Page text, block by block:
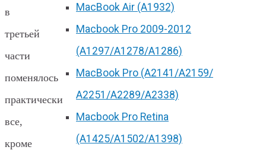
MacBook Air (A1932)
Macbook Pro 2009-2012
(A1297/A1278/A1286)
MacBook Pro (А2141/А2159/
А2251/A2289/A2338)
Macbook Pro Retina
(А1425/A1502/A1398)
в
третьей
части
поменялось
практически
все,
кроме